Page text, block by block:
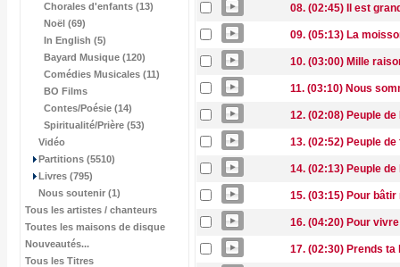
Chorales d'enfants (13)
Noël (69)
In English (5)
Bayard Musique (120)
Comédies Musicales (11)
BO Films
Contes/Poésie (14)
Spiritualité/Prière (53)
Vidéo
Partitions (5510)
Livres (795)
Nous soutenir (1)
Tous les artistes / chanteurs
Toutes les maisons de disque
Nouveautés...
Tous les Titres
08. (02:45) Il est
09. (05:13) La
10. (03:00) Mille
11. (03:10) Nous
12. (02:08) Peuple
13. (02:52) Peuple
14. (02:13) Peuple
15. (03:15) Pour
16. (04:20) Pour
17. (02:30) Prends ta